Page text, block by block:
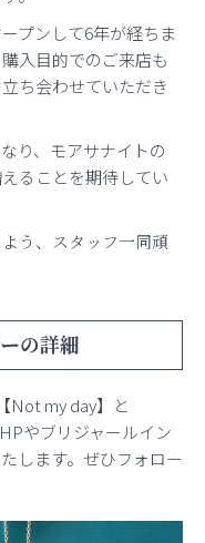
プンして6年が経ちま
入目的でのご来店も
ち会わせていただき
り、モアサナイトの
ることを期待してい
う、スタッフ一同頑
の詳細
Not my day】と
やブリジャールイン
します。ぜひフォロー